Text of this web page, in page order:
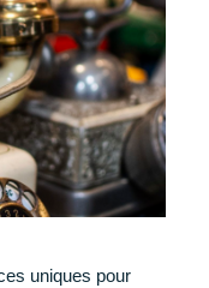
uniques pour